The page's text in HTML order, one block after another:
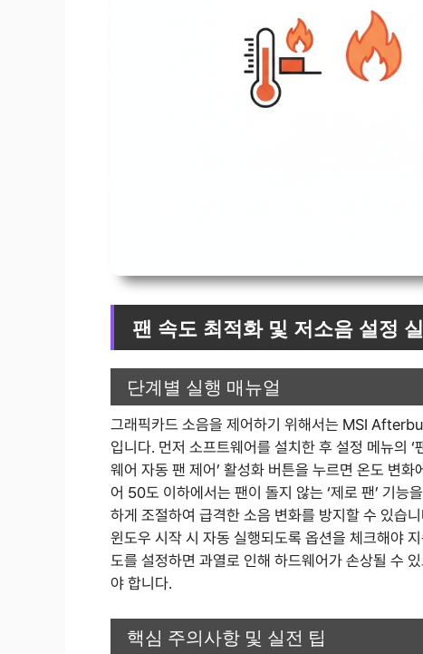
팬 속도 최적화 및 저소음 설정
단계별 실행 매뉴얼
그래픽카드 소음을 제어하기 위해서는 MSI
입니다. 먼저 소프트웨어를 설치한 후 설정 메뉴의
웨어 자동 팬 제어’ 활성화 버튼을 누르면 온도 변
어 50도 이하에서는 팬이 돌지 않는 ‘제로 팬’ 기
하게 조절하여 급격한 소음 변화를 방지할 수 있습
윈도우 시작 시 자동 실행되도록 옵션을 체크해야
도를 설정하면 과열로 인해 하드웨어가 손상될 수
야 합니다.
핵심 주의사항 및 실전 팁